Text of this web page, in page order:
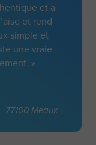
et à
et rend
simple et
une vraie
»
77100 Meaux